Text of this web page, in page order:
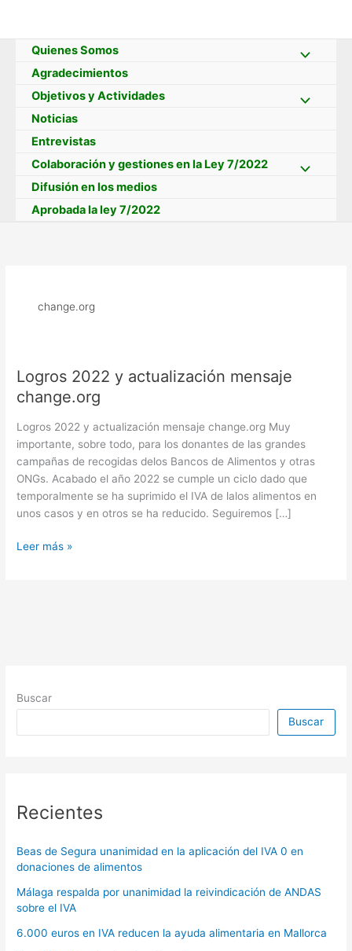
contenido
Quienes Somos
Agradecimientos
Objetivos y Actividades
Noticias
Entrevistas
Colaboración y gestiones en la Ley 7/2022
Difusión en los medios
Aprobada la ley 7/2022
change.org
Logros 2022 y actualización mensaje
change.org
Logros 2022 y actualización mensaje change.org Muy
importante, sobre todo, para los donantes de las grandes
campañas de recogidas delos Bancos de Alimentos y otras
ONGs. Acabado el año 2022 se cumple un ciclo dado que
temporalmente se ha suprimido el IVA de lalos alimentos en
unos casos y en otros se ha reducido. Seguiremos […]
Logros
Leer más »
Buscar
Buscar
Recientes
Beas de Segura unanimidad en la aplicación del IVA 0 en
donaciones de alimentos
Málaga respalda por unanimidad la reivindicación de ANDAS
sobre el IVA
6.000 euros en IVA reducen la ayuda alimentaria en Mallorca